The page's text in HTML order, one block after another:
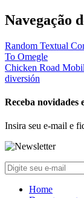
Navegação
Random Textual
To Omegle
Chicken Road
diversión
Receba novidades
Insira seu e-mail e
Home